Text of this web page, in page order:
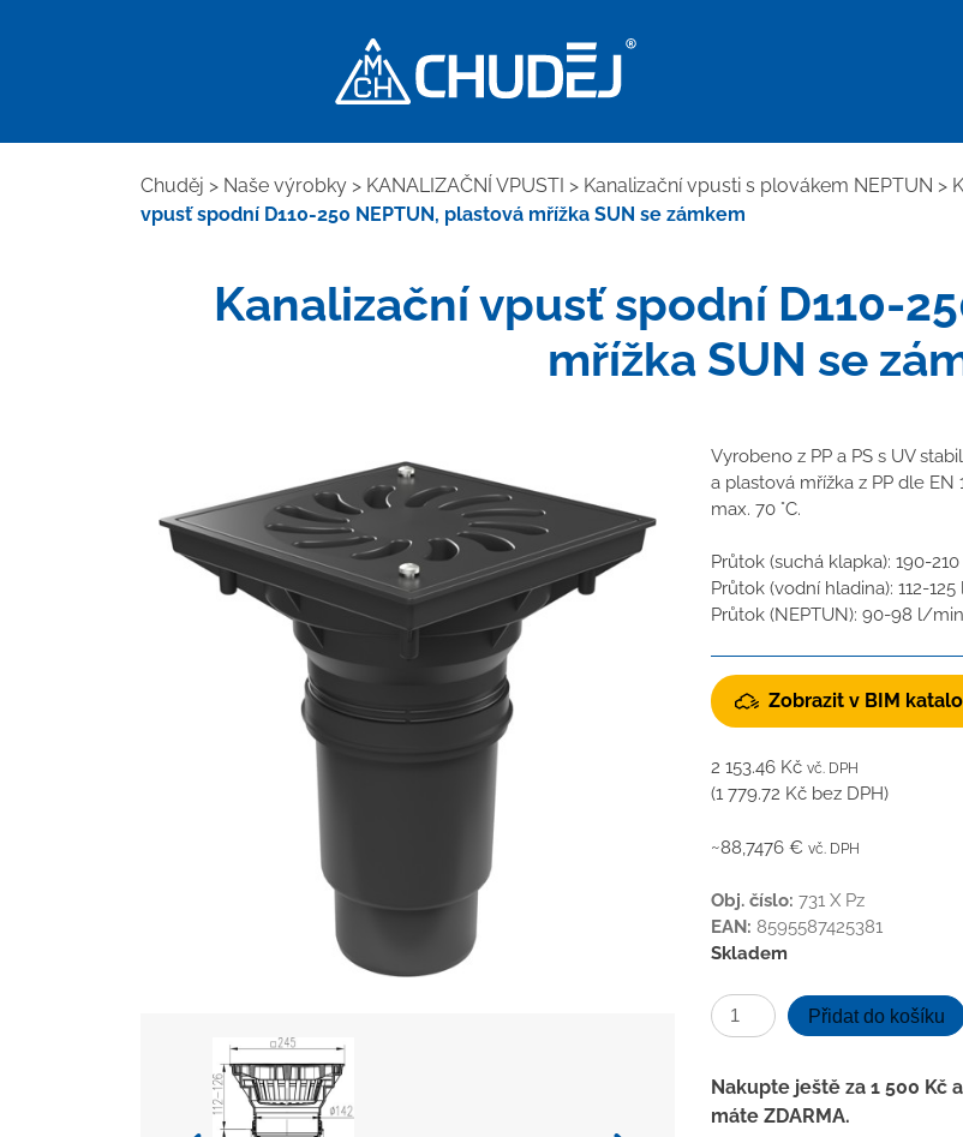
Chuděj > Naše výrobky > KANALIZAČNÍ VPUSTI > Kanalizační vpusti s plovákem NEPTUN >
vpusť spodní D110-250 NEPTUN, plastová mřížka SUN se zámkem
Kanalizační vpusť spodní D110-
mřížka SUN se
Vyrobeno z PP a PS s UV
a plastová mřížka z PP dle EN
max. 70 °C.
Průtok (suchá klapka): 190-
Průtok (vodní hladina): 112-
Průtok (NEPTUN): 90-98 l/min
Zobrazit v BIM
2 153.46 Kč vč. DPH
(1 779.72 Kč bez DPH)
~88,7476 € vč. DPH
Obj. číslo: 731 X Pz
EAN: 8595587425381
Skladem
Kanalizační
vpusť
D110-
250
Přidat do košíku
Nakupte ještě za 1 500 Kč
máte ZDARMA.